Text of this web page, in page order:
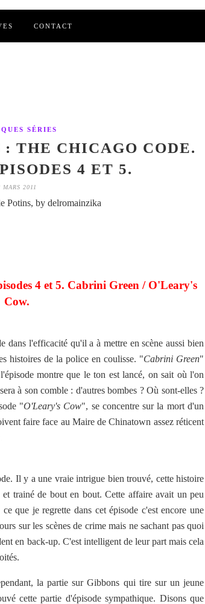
CONTACT
SÉRIES
THE CHICAGO CODE.
4 ET 5.
MARS 2011
Potins, by delromainzika
4 et 5. Cabrini Green / O'Leary's
Cow.
dans l'efficacité qu'il a à mettre en scène aussi bien
histoires de la police en coulisse. "Cabrini Green"
montre que le ton est lancé, on sait où l'on
à son comble : d'autres bombes ? Où sont-elles ?
"O'Leary's Cow", se concentre sur la mort d'un
faire face au Maire de Chinatown assez réticent
Il y a une vraie intrigue bien trouvé, cette histoire
trainé de bout en bout. Cette affaire avait un peu
que je regrette dans cet épisode c'est encore une
sur les scènes de crime mais ne sachant pas quoi
en back-up. C'est intelligent de leur part mais cela
la partie sur Gibbons qui tire sur un jeune
cette partie d'épisode sympathique. Disons que